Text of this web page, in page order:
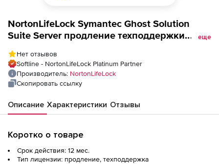
NortonLifeLock Symantec Ghost Solution
Suite Server продление техподдержки
академических учреждений на 1 год
Количество серверов
еще
Нет отзывов
Softline - NortonLifeLock Platinum Partner
Производитель: NortonLifeLock
Скопировать ссылку
Описание Характеристики Отзывы
Коротко о товаре
Срок действия: 12 мес.
Тип лицензии: продление, техподдержка